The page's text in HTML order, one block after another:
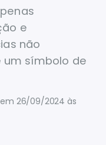
e
não
símbolo de
em 26/09/2024 às